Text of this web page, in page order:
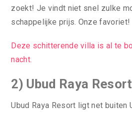
zoekt! Je vindt niet snel zulke
schappelijke prijs. Onze favoriet!
Deze schitterende villa is al te
nacht.
2) Ubud Raya
Ubud Raya Resort ligt net buiten